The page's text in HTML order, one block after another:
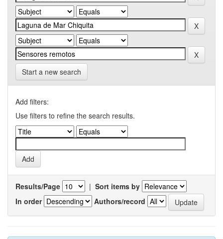
Start a new search
Add filters:
Use filters to refine the search results.
Results/Page | Sort items by
In order
Authors/record